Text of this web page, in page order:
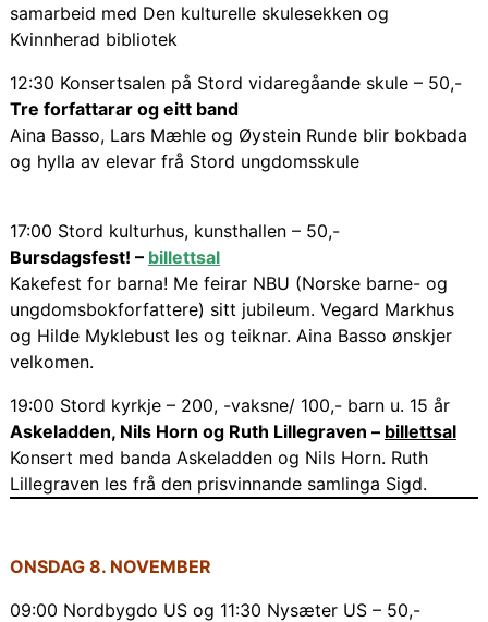
samarbeid med Den kulturelle skulesekken og
Kvinnherad bibliotek
12:30 Konsertsalen på Stord vidaregåande skule – 50,-
Tre forfattarar og eitt band
Aina Basso, Lars Mæhle og Øystein Runde blir bokbada
og hylla av elevar frå Stord ungdomsskule
17:00 Stord kulturhus, kunsthallen – 50,-
Bursdagsfest! – billettsal
Kakefest for barna! Me feirar NBU (Norske barne- og
ungdomsbokforfattere) sitt jubileum. Vegard Markhus
og Hilde Myklebust les og teiknar. Aina Basso ønskjer
velkomen.
19:00 Stord kyrkje – 200, -vaksne/ 100,- barn u. 15 år
Askeladden, Nils Horn og Ruth Lillegraven – billettsal
Konsert med banda Askeladden og Nils Horn. Ruth
Lillegraven les frå den prisvinnande samlinga Sigd.
ONSDAG 8. NOVEMBER
09:00 Nordbygdo US og 11:30 Nysæter US – 50,-